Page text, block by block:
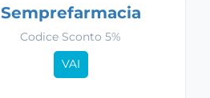
Semprefarmacia
Codice Sconto 5%
VAI